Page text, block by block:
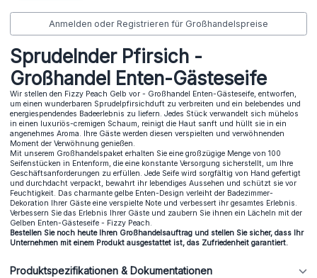
Anmelden oder Registrieren für Großhandelspreise
Sprudelnder Pfirsich -
Großhandel Enten-Gästeseife
Wir stellen den Fizzy Peach Gelb vor - Großhandel Enten-Gästeseife, entworfen,
um einen wunderbaren Sprudelpfirsichduft zu verbreiten und ein belebendes und
energiespendendes Badeerlebnis zu liefern. Jedes Stück verwandelt sich mühelos
in einen luxuriös-cremigen Schaum, reinigt die Haut sanft und hüllt sie in ein
angenehmes Aroma. Ihre Gäste werden diesen verspielten und verwöhnenden
Moment der Verwöhnung genießen.
Mit unserem Großhandelspaket erhalten Sie eine großzügige Menge von 100
Seifenstücken in Entenform, die eine konstante Versorgung sicherstellt, um Ihre
Geschäftsanforderungen zu erfüllen. Jede Seife wird sorgfältig von Hand gefertigt
und durchdacht verpackt, bewahrt ihr lebendiges Aussehen und schützt sie vor
Feuchtigkeit. Das charmante gelbe Enten-Design verleiht der Badezimmer-
Dekoration Ihrer Gäste eine verspielte Note und verbessert ihr gesamtes Erlebnis.
Verbessern Sie das Erlebnis Ihrer Gäste und zaubern Sie ihnen ein Lächeln mit der
Gelben Enten-Gästeseife - Fizzy Peach.
Bestellen Sie noch heute Ihren Großhandelsauftrag und stellen Sie sicher, dass Ihr
Unternehmen mit einem Produkt ausgestattet ist, das Zufriedenheit garantiert.
Produktspezifikationen & Dokumentationen